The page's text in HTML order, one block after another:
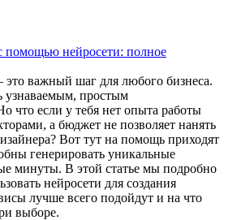
помощью нейросети: полное
важный шаг для любого бизнеса.
узнаваемым, простым
что если у тебя нет опыта работы
а бюджет не позволяет нанять
Вот тут на помощь приходят
генерировать уникальные
минуты. В этой статье мы подробно
нейросети для создания
лучше всего подойдут и на что
выборе.